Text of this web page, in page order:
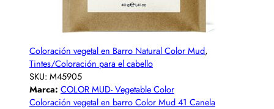
Coloración vegetal en Barro Natural Color Mud,
Tintes/Coloración para el cabello
SKU: M45905
Marca: COLOR MUD- Vegetable Color
Coloración vegetal en barro Color Mud 41 Canela